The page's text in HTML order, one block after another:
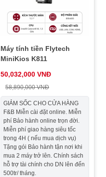
Máy tính tiền Flytech
MiniKios K811
50,032,000 VNĐ
58,890,000 VNĐ
GIẢM SỐC CHO CỬA HÀNG
F&B Miễn cài đặt online. Miễn
phí Bảo hành online trọn đời.
Miễn phí giao hàng siêu tốc
trong 4H ( nếu mua dịch vụ)
Tặng gói Bảo hành tận nơi khi
mua 2 máy trở lên. Chính sách
hỗ trợ tài chính cho DN lên đến
500tr/ tháng.